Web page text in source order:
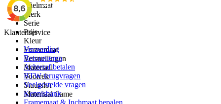
Wielmaat
Merk
Serie
Prijs
Kleur
Framemaat
Versnellingen
Materiaal
Voorrek
Stuurslot
Materiaal frame
Klantenservice
Verzending
Retourneren
Achteraf betalen
BTW terugvragen
Veelgestelde vragen
Kennisbank
Framemaat & Inchmaat bepalen